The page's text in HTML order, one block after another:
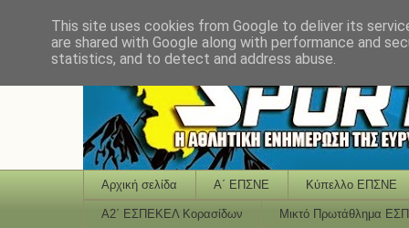
Αρχική σελίδα Α΄ ΕΠΣΝΕ Κύπελλο ΕΠΣΝΕ
Α2΄ ΕΣΠΕΚΕΛ Κορασίδων Μικτό Πρωτάθλημα
This site uses cookies from Google to deliver its
are shared with Google along with performance and
statistics, and to detect and address abuse.